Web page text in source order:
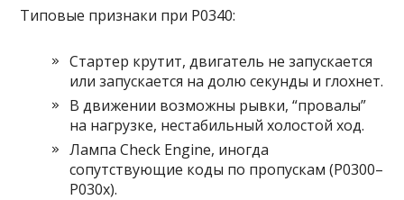
Типовые признаки при P0340:
Стартер крутит, двигатель не запускается
или запускается на долю секунды и глохнет.
В движении возможны рывки, “провалы”
на нагрузке, нестабильный холостой ход.
Лампа Check Engine, иногда
сопутствующие коды по пропускам (P0300–
P030x).